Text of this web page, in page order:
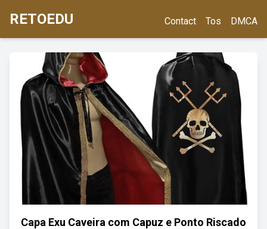
RETOEDU Contact Tos DMCA
Capa Exu Caveira com Capuz e Ponto Riscado